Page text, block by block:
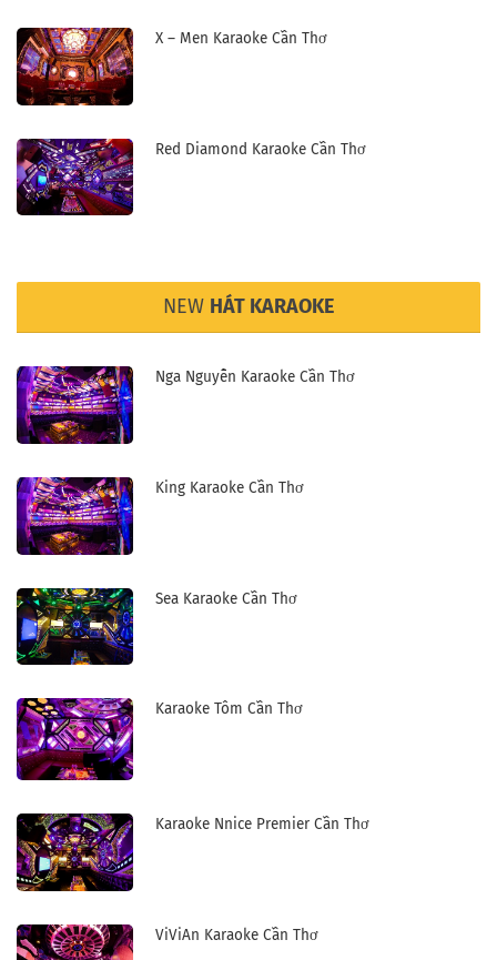
X – Men Karaoke Cần Thơ
Red Diamond Karaoke Cần Thơ
NEW HÁT KARAOKE
Nga Nguyễn Karaoke Cần Thơ
King Karaoke Cần Thơ
Sea Karaoke Cần Thơ
Karaoke Tôm Cần Thơ
Karaoke Nnice Premier Cần Thơ
ViViAn Karaoke Cần Thơ